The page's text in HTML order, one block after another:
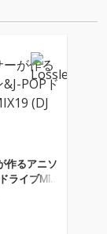
作るアニソ
ライブMIX1